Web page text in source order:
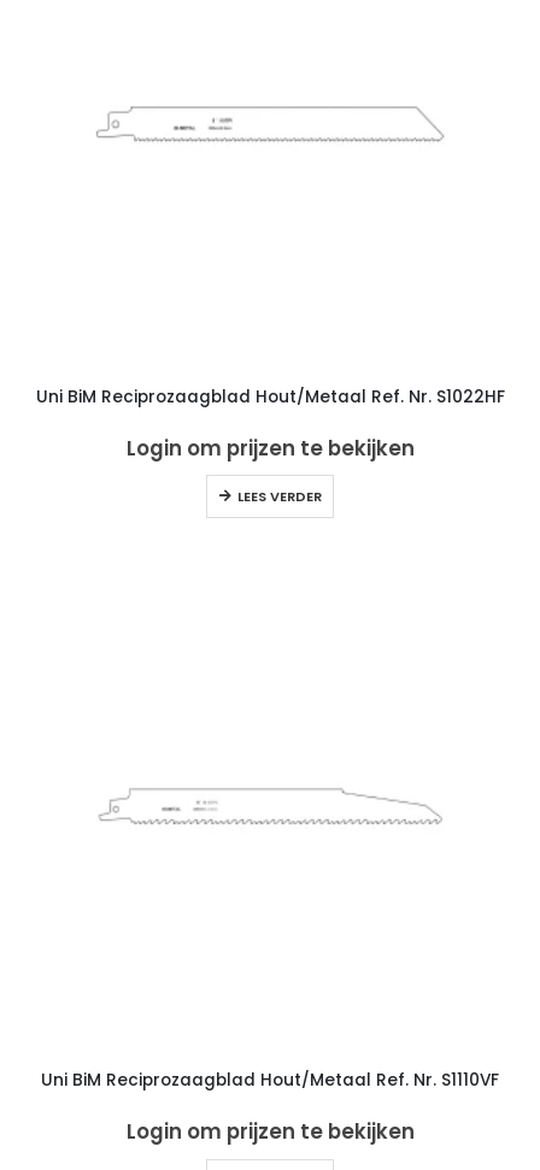
Uni BiM Reciprozaagblad Hout/Metaal Ref. Nr. S1022HF
Login om prijzen te bekijken
LEES VERDER
Uni BiM Reciprozaagblad Hout/Metaal Ref. Nr. S1110VF
Login om prijzen te bekijken